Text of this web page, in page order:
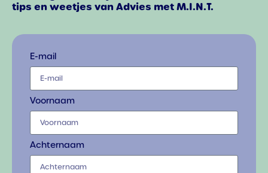
tips en weetjes van Advies met M.I.N.T.
E-mail
Voornaam
Achternaam